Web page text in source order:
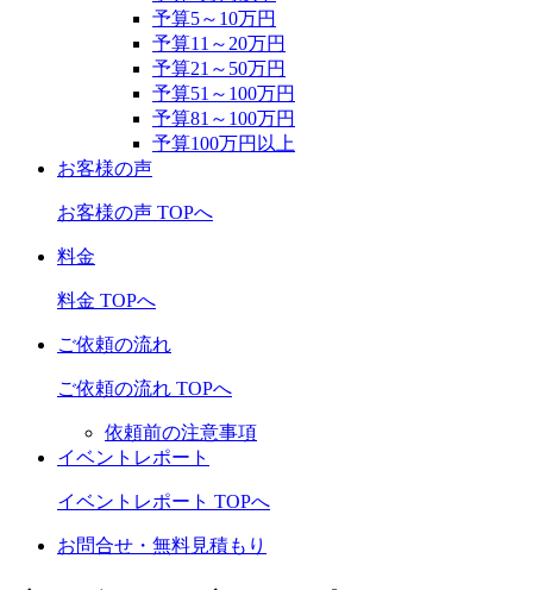
予算5～10万円
予算11～20万円
予算21～50万円
予算51～100万円
予算81～100万円
予算100万円以上
お客様の声
お客様の声 TOPへ
料金
料金 TOPへ
ご依頼の流れ
ご依頼の流れ TOPへ
依頼前の注意事項
イベントレポート
イベントレポート TOPへ
お問合せ・無料見積もり